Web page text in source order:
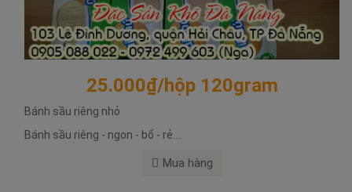
25.000₫/hộp 120gram
Bánh sầu riêng nhỏ
Bánh sầu riêng - ngon - bổ - rẻ....
Mua hàng